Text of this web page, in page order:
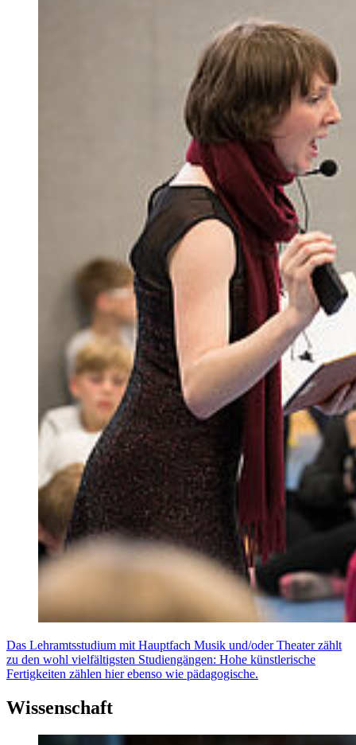
Das Lehramtsstudium mit Hauptfach Musik und/oder Theater zählt
zu den wohl vielfältigsten Studiengängen: Hohe künstlerische
Fertigkeiten zählen hier ebenso wie pädagogische.
Wissenschaft